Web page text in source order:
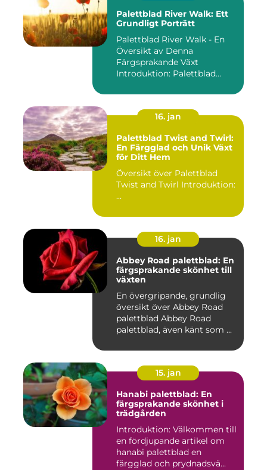
Palettblad River Walk: Ett
Grundligt Porträtt
Palettblad River Walk - En
Översikt av Denna
Färgsprakande Växt
Introduktion: Palettblad
16. jan
Palettblad Twist and Twirl:
En Färgglad och Unik Växt
för Ditt Hem
Översikt över Palettblad
Twist and Twirl Introduktion:
...
16. jan
Abbey Road palettblad: En
färgsprakande skönhet till
växten
En övergripande, grundlig
översikt över Abbey Road
palettblad Abbey Road
palettblad, även känt som ...
15. jan
Hanabi palettblad: En
färgsprakande skönhet i
trädgården
Introduktion: Välkommen till
en fördjupande artikel om
hanabi palettblad en
färgglad och prydnadsvä...